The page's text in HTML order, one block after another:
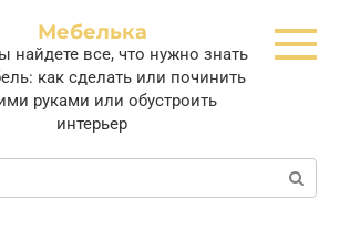
Мебелька
найдете все, что нужно знать
как сделать или починить
руками или обустроить
интерьер